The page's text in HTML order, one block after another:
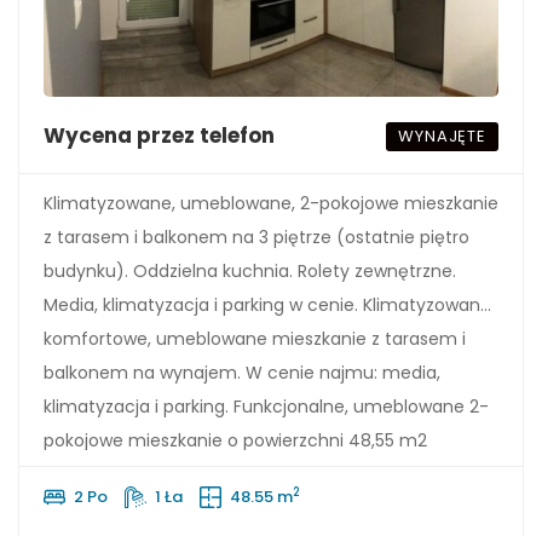
Wycena przez telefon WYNAJĘTE
Klimatyzowane, umeblowane, 2-pokojowe mieszkanie
z tarasem i balkonem na 3 piętrze (ostatnie piętro
budynku). Oddzielna kuchnia. Rolety zewnętrzne.
Media, klimatyzacja i parking w cenie. Klimatyzowane,
komfortowe, umeblowane mieszkanie z tarasem i
balkonem na wynajem. W cenie najmu: media,
klimatyzacja i parking. Funkcjonalne, umeblowane 2-
pokojowe mieszkanie o powierzchni 48,55 m2
2 Po 1 Ła 48.55 m2